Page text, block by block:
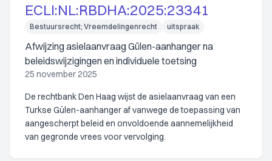
ECLI:NL:RBDHA:2025:23341
Bestuursrecht; Vreemdelingenrecht uitspraak
Afwijzing asielaanvraag Gülen-aanhanger na
beleidswijzigingen en individuele toetsing
25 november 2025
De rechtbank Den Haag wijst de asielaanvraag van een
Turkse Gülen-aanhanger af vanwege de toepassing van
aangescherpt beleid en onvoldoende aannemelijkheid
van gegronde vrees voor vervolging.